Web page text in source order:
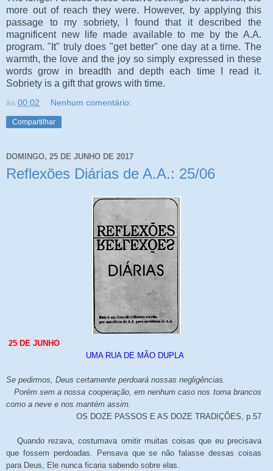
more out of reach they were. However, by applying this
passage to my sobriety, I found that it described the
magnificent new life made available to me by the A.A.
program. "It" truly does "get better" one day at a time. The
warmth, the love and the joy so simply expressed in these
words grow in breadth and depth each time I read it.
Sobriety is a gift that grows with time.
às 00:02 Nenhum comentário:
Compartilhar
DOMINGO, 25 DE JUNHO DE 2017
Reflexões Diárias de A.A.: 25/06
25 DE JUNHO
UMA RUA DE MÃO DUPLA
Se pedirmos, Deus certamente perdoará nossas negligências.
Porém sem a nossa cooperação, em nenhum caso nos torna brancos
como a neve e nos mantém assim.
OS DOZE PASSOS E AS DOZE TRADIÇÕES, p.57
Quando rezava, costumava omitir muitas coisas que eu precisava
que fossem perdoadas. Pensava que se não falasse dessas coisas
para Deus, Ele nunca ficaria sabendo sobre elas.